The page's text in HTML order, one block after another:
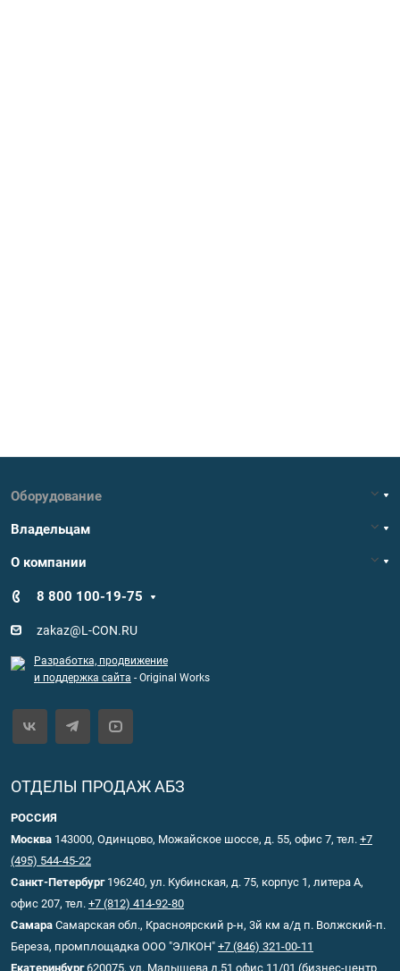
Оборудование
Владельцам
О компании
8 800 100-19-75
zakaz@L-CON.RU
Разработка, продвижение
и поддержка сайта - Original Works
ОТДЕЛЫ ПРОДАЖ АБЗ
РОССИЯ
Москва 143000, Одинцово, Можайское шоссе, д. 55, офис 7, тел. +7
(495) 544-45-22
Санкт-Петербург196240, ул. Кубинская, д. 75, корпус 1, литера А,
офис 207, тел. +7 (812) 414-92-80
Самара Самарская обл., Красноярский р-н, 3й км а/д п. Волжский-п.
Береза, промплощадка ООО "ЭЛКОН" +7 (846) 321-00-11
Екатеринбург620075, ул. Малышева д.51 офис 11/01 (бизнес-центр